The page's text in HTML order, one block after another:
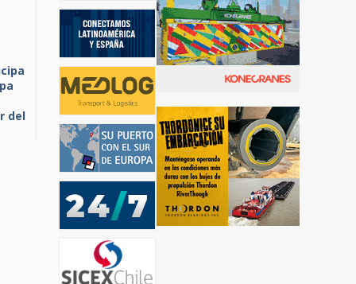
del